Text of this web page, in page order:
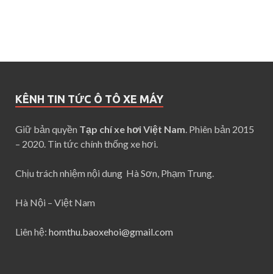
KÊNH TIN TỨC Ô TÔ XE MÁY
Giữ bản quyền Tạp chí xe hơi Việt Nam. Phiên bản 2015
– 2020. Tin tức chính thống xe hơi.
Chịu trách nhiệm nội dung Hà Sơn, Phạm Trung.
Hà Nội – Việt Nam
Liên hệ: homthu.baoxehoi@gmail.com